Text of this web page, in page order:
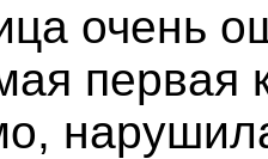
очень
первая